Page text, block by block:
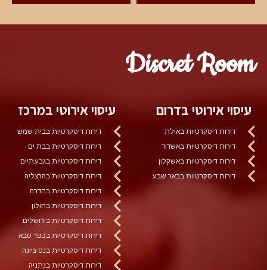
Discret Room
עיסוי אירוטי בדרום
דירות דיסקרטיות באילת
דירות דיסקרטיות באשדוד
דירות דיסקרטיות באשקלון
דירות דיסקרטיות בבאר שבע
עיסוי אירוטי במרכז
דירות דיסקרטיות בבית שמש
דירות דיסקרטיות בבת ים
דירות דיסקרטיות בגבעתיים
דירות דיסקרטיות בהרצליה
דירות דיסקרטיות בחדרה
דירות דיסקרטיות בחולון
דירות דיסקרטיות בירושלים
דירות דיסקרטיות בכפר סבא
דירות דיסקרטיות בנס ציונה
דירות דיסקרטיות בנתניה